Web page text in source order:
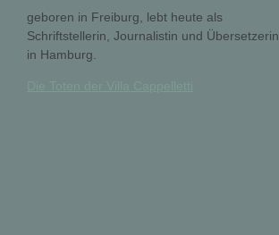
geboren in Freiburg, lebt heute als
Schriftstellerin, Journalistin und Übersetzerin
in Hamburg.